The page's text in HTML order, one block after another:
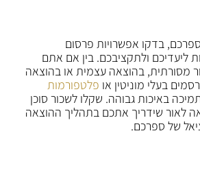
בדקו אפשרויות פרסום
ליעדיכם ולתקציבכם. בין אם אתם
מסורתית, בהוצאה עצמית או בהוצאה
בעלי מוניטין או פלטפורמות
באיכות גבוהה. שקלו לשכור סוכן
לאור שידריך אתכם בתהליך ההוצאה
של ספרכם.